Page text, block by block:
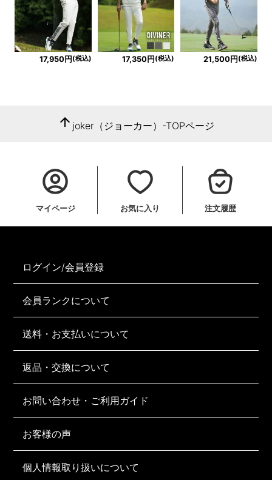
17,950円 (税込) 17,350円 (税込) 21,500円 (税込)
arrow_upward joker（ジョーカー）-TOPページ
マイページ お気に入り 注文履歴
ログイン/会員登録
会員ランクについて
送料・お支払いについて
返品・交換について
お問い合わせ・ご利用ガイド
お客様の声
個人情報取り扱いについて